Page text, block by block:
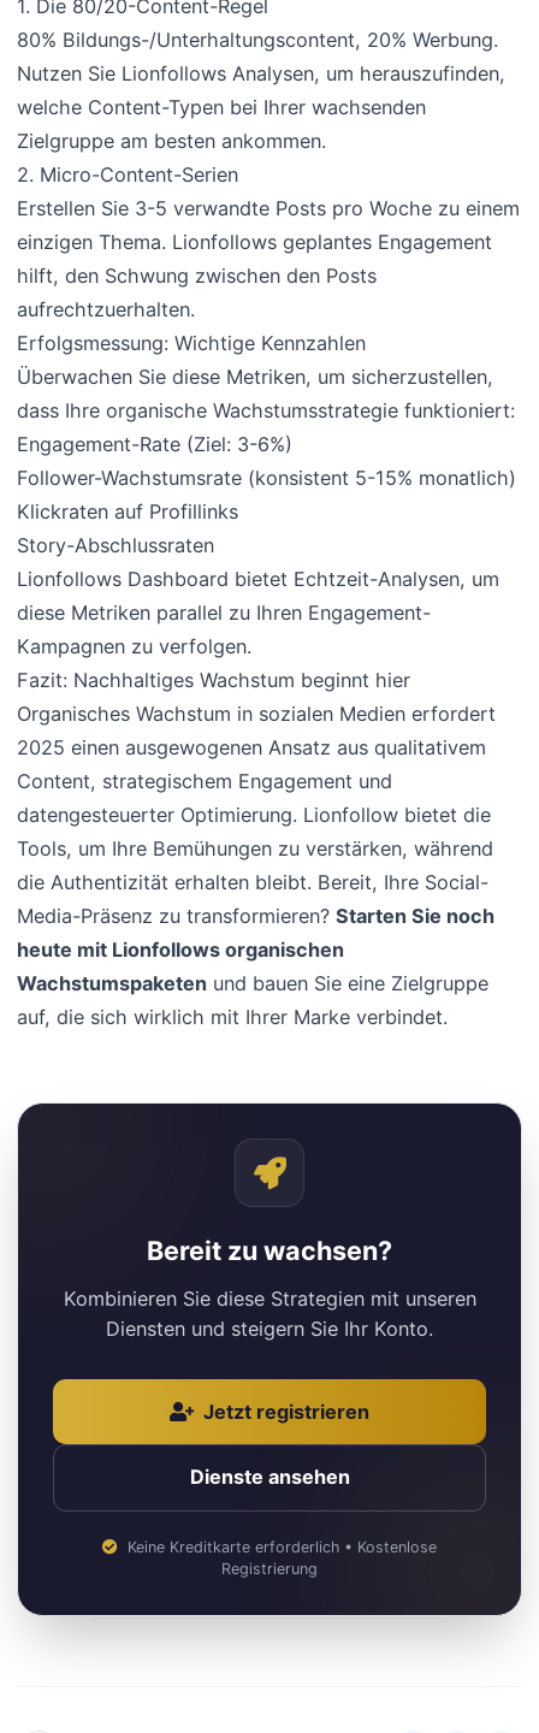
1. Die 80/20-Content-Regel
80% Bildungs-/Unterhaltungscontent, 20% Werbung.
Nutzen Sie Lionfollows Analysen, um herauszufinden,
welche Content-Typen bei Ihrer wachsenden
Zielgruppe am besten ankommen.
2. Micro-Content-Serien
Erstellen Sie 3-5 verwandte Posts pro Woche zu einem
einzigen Thema. Lionfollows geplantes Engagement
hilft, den Schwung zwischen den Posts
aufrechtzuerhalten.
Erfolgsmessung: Wichtige Kennzahlen
Überwachen Sie diese Metriken, um sicherzustellen,
dass Ihre organische Wachstumsstrategie funktioniert:
Engagement-Rate (Ziel: 3-6%)
Follower-Wachstumsrate (konsistent 5-15% monatlich)
Klickraten auf Profillinks
Story-Abschlussraten
Lionfollows Dashboard bietet Echtzeit-Analysen, um
diese Metriken parallel zu Ihren Engagement-
Kampagnen zu verfolgen.
Fazit: Nachhaltiges Wachstum beginnt hier
Organisches Wachstum in sozialen Medien erfordert
2025 einen ausgewogenen Ansatz aus qualitativem
Content, strategischem Engagement und
datengesteuerter Optimierung. Lionfollow bietet die
Tools, um Ihre Bemühungen zu verstärken, während
die Authentizität erhalten bleibt. Bereit, Ihre Social-
Media-Präsenz zu transformieren?Starten Sie noch
heute mit Lionfollows organischen
Wachstumspaketen und bauen Sie eine Zielgruppe
auf, die sich wirklich mit Ihrer Marke verbindet.
Bereit zu wachsen?
Kombinieren Sie diese Strategien mit unseren
Diensten und steigern Sie Ihr Konto.
Jetzt registrieren
Dienste ansehen
Keine Kreditkarte erforderlich • Kostenlose
Registrierung